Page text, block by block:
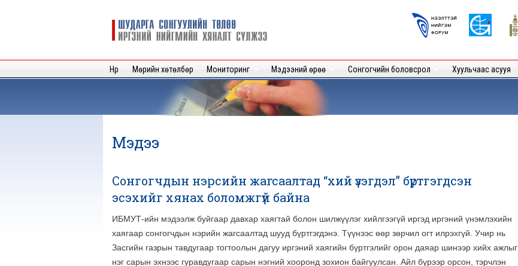
Шударга
сонгуулийн
нийгмийн
хяналт
Logos
Нүүр Мөрийн хөтөлбөр Мониторинг Мэдээний өрөө Сонгогчийн боловсрол Хуульчаас асууя
Мэдээ
Сонгогчдын нэрсийн жагсаалтад “хий үзэгдэл” бүртгэгдсэн
эсэхийг хянах боломжгүй байна
ИБМУТ-ийн мэдээлж буйгаар давхар хаягтай болон шилжүүлэг хийлгээгүй иргэд иргэний үнэмлэхийн
хаягаар сонгогчдын нэрийн жагсаалтад шууд бүртгэгдэнэ. Түүнээс өөр зөрчил огт илрэхгүй. Учир нь
Засгийн газрын тавдугаар тогтоолын дагуу иргэний хаягийн бүртгэлийг орон даяар шинээр хийх ажлыг
нэг сарын эхнээс гуравдугаар сарын нэгний хооронд зохион байгуулсан. Айл бүрээр орсон, тэрчлэн